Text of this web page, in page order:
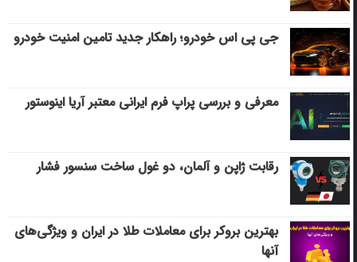
جی پی اس خودرو؛ راهکار جدید تامین امنیت خودرو
معرفی و بررسی پراپ فرم ایرانی معتبر آریا اینوستور
رقابت ژاپن و آلمان، دو غول ساخت سنسور فشار
بهترین بروکر برای معاملات طلا در ایران و ویژگی‌های
آنها